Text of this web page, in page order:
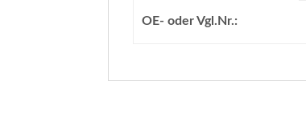
OE- oder Vgl.Nr.: